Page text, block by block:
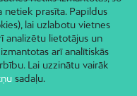
netiek prasīta. Papildus
lai uzlabotu vietnes
analizētu lietotājus un
arī analītiskās
Lai uzzinātu vairāk
sadaļu.